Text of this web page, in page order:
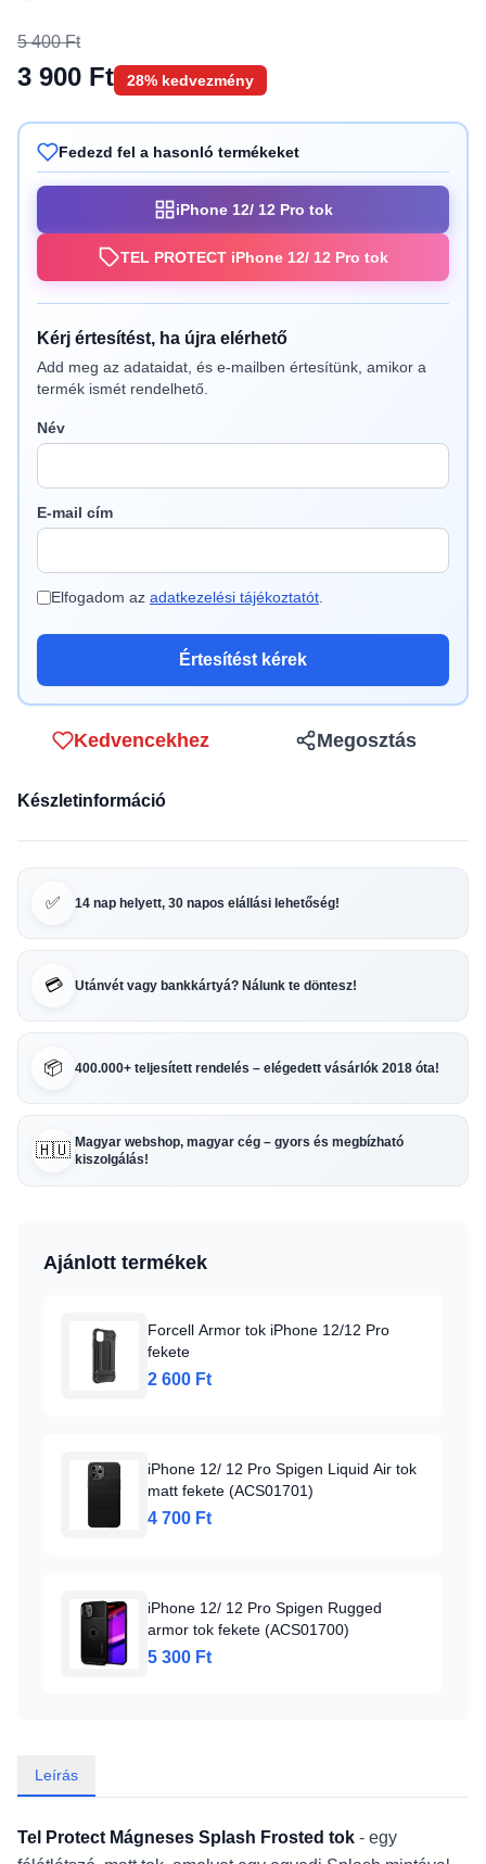
5 400 Ft
3 900 Ft 28% kedvezmény
Fedezd fel a hasonló termékeket
iPhone 12/ 12 Pro tok
TEL PROTECT iPhone 12/ 12 Pro tok
Kérj értesítést, ha újra elérhető
Add meg az adataidat, és e-mailben értesítünk, amikor a
termék ismét rendelhető.
Név
E-mail cím
Elfogadom az adatkezelési tájékoztatót
Értesítést kérek
Kedvencekhez Megosztás
Készletinformáció
✅ 14 nap helyett, 30 napos elállási lehetőség!
💳 Utánvét vagy bankkártyá? Nálunk te döntesz!
📦 400.000+ teljesített rendelés – elégedett vásárlók 2018 óta!
🇭🇺 Magyar webshop, magyar cég – gyors és megbízható
kiszolgálás!
Ajánlott termékek
Forcell Armor tok iPhone 12/12 Pro
fekete
2 600 Ft
iPhone 12/ 12 Pro Spigen Liquid Air tok
matt fekete (ACS01701)
4 700 Ft
iPhone 12/ 12 Pro Spigen Rugged
armor tok fekete (ACS01700)
5 300 Ft
Leírás
Tel Protect Mágneses Splash Frosted tok - egy